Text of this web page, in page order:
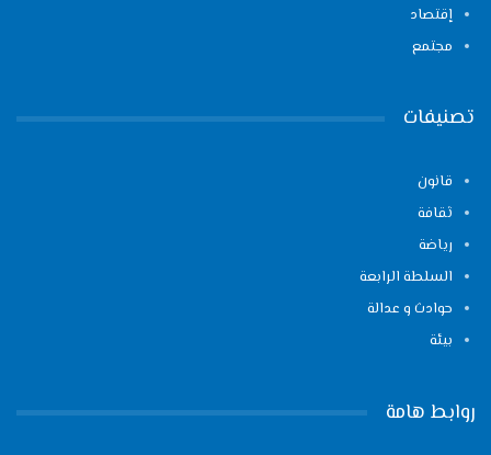
إقتصاد
مجتمع
تصنيفات
قانون
ثقافة
رياضة
السلطة الرابعة
حوادث و عدالة
بيئة
روابط هامة